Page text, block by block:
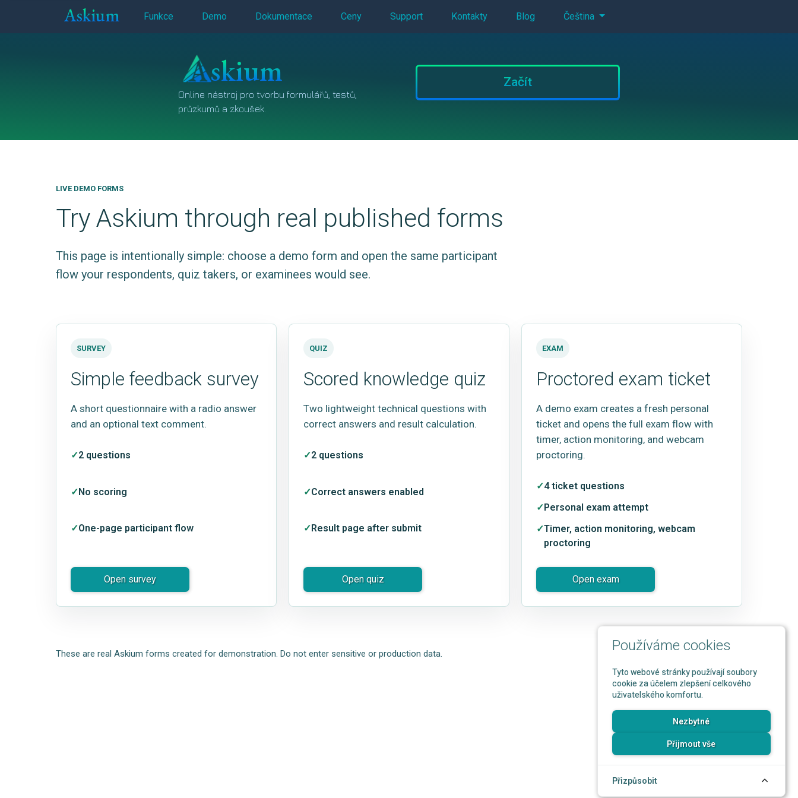
Askium Funkce Demo Dokumentace Ceny Support Kontakty Blog Čeština
skium
Online nástroj pro tvorbu formulářů, testů,
průzkumů a zkoušek.
Začít
LIVE DEMO FORMS
Try Askium through real published forms
This page is intentionally simple: choose a demo form and open the same participant
flow your respondents, quiz takers, or examinees would see.
SURVEY
Simple feedback survey
A short questionnaire with a radio answer
and an optional text comment.
2 questions
No scoring
One-page participant flow
Open survey
QUIZ
Scored knowledge quiz
Two lightweight technical questions with
correct answers and result calculation.
2 questions
Correct answers enabled
Result page after submit
Open quiz
EXAM
Proctored exam ticket
A demo exam creates a fresh personal
ticket and opens the full exam flow with
timer, action monitoring, and webcam
proctoring.
4 ticket questions
Personal exam attempt
Timer, action monitoring, webcam
proctoring
Open exam
These are real Askium forms created for demonstration. Do not enter sensitive or production data.
Používáme cookies
Tyto webové stránky používají soubory
cookie za účelem zlepšení celkového
uživatelského komfortu.
Nezbytné
Přijmout vše
Přizpůsobit